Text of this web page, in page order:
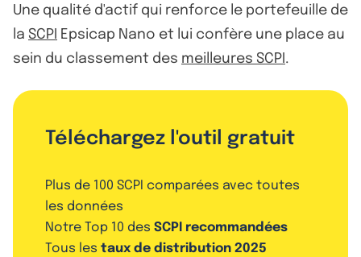
Une qualité d'actif qui renforce le portefeuille de
la SCPI Epsicap Nano et lui confère une place au
sein du classement des meilleures SCPI .
Téléchargez l'outil gratuit
Plus de 100 SCPI comparées avec toutes
les données
Notre Top 10 des SCPI recommandées
Tous les taux de distribution 2025